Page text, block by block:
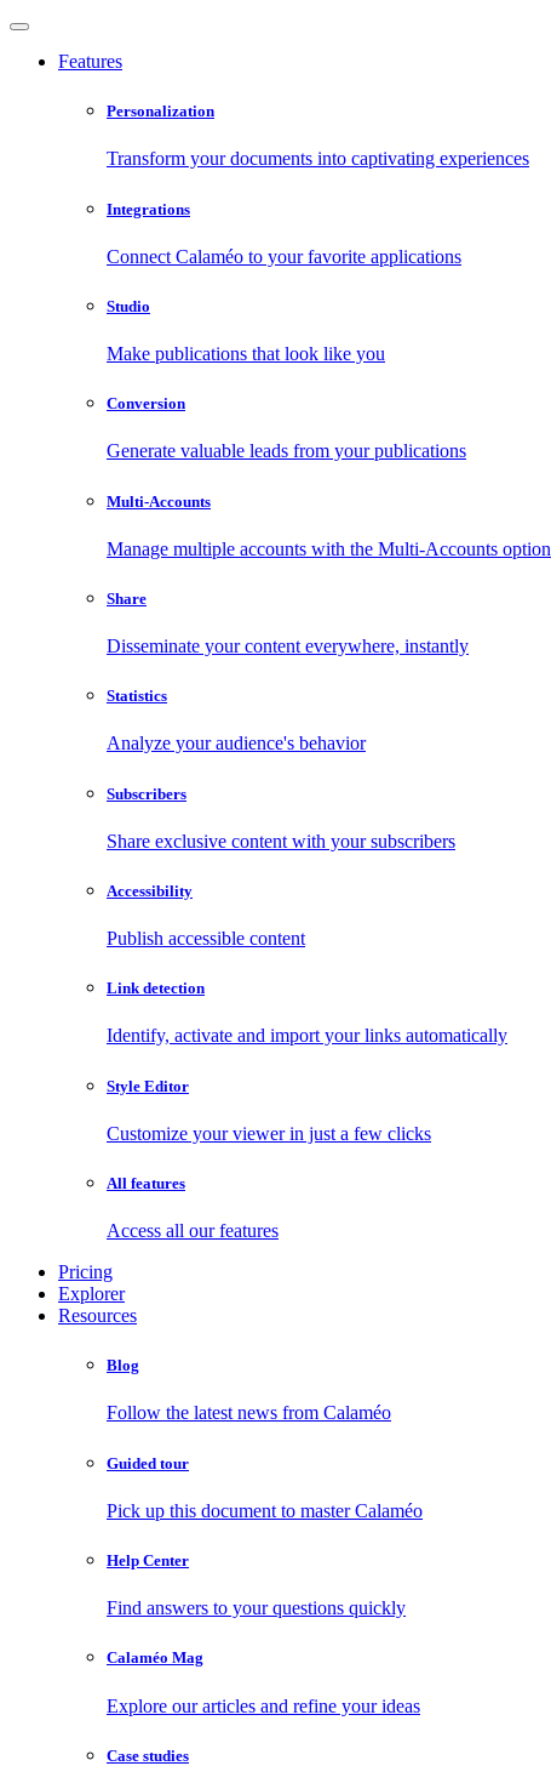
Features
Personalization
Transform your documents into captivating experiences
Integrations
Connect Calaméo to your favorite applications
Studio
Make publications that look like you
Conversion
Generate valuable leads from your publications
Multi-Accounts
Manage multiple accounts with the Multi-Accounts option
Share
Disseminate your content everywhere, instantly
Statistics
Analyze your audience's behavior
Subscribers
Share exclusive content with your subscribers
Accessibility
Publish accessible content
Link detection
Identify, activate and import your links automatically
Style Editor
Customize your viewer in just a few clicks
All features
Access all our features
Pricing
Explorer
Resources
Blog
Follow the latest news from Calaméo
Guided tour
Pick up this document to master Calaméo
Help Center
Find answers to your questions quickly
Calaméo Mag
Explore our articles and refine your ideas
Case studies